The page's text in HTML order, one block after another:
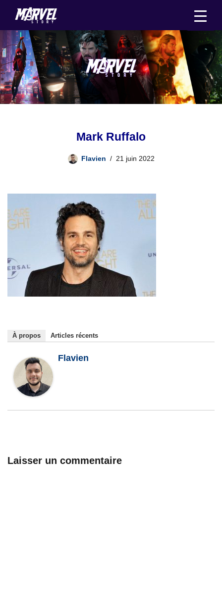
au
contenu
Mark Ruffalo
Flavien 21 juin 2022
À propos Articles récents
Flavien
Laisser un commentaire